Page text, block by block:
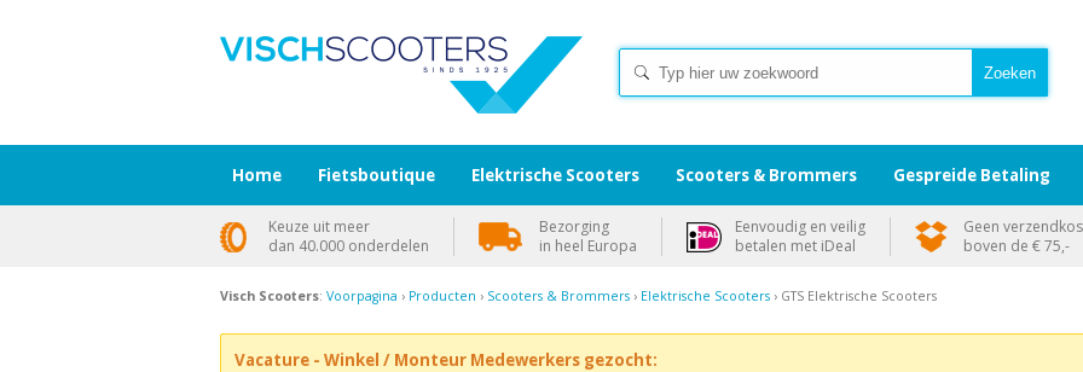
Visch Scooters: Voorpagina › Producten › Scooters & Brommers › Elektrische Scooters › GTS Elektrische Scooters
Vacature - Winkel / Monteur Medewerkers gezocht:
Home Fietsboutique Elektrische Scooters Scooters & Brommers Gespreide Betaling
Keuze uit meer
dan 40.000 onderdelen
Bezorging
in heel Europa
Eenvoudig en veilig
betalen met iDeal
Geen
boven de € 75,-